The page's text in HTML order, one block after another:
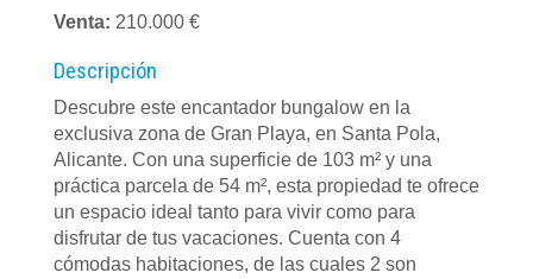
Venta: 210.000 €
Descripción
Descubre este encantador bungalow en la
exclusiva zona de Gran Playa, en Santa Pola,
Alicante. Con una superficie de 103 m² y una
práctica parcela de 54 m², esta propiedad te ofrece
un espacio ideal tanto para vivir como para
disfrutar de tus vacaciones. Cuenta con 4
cómodas habitaciones, de las cuales 2 son